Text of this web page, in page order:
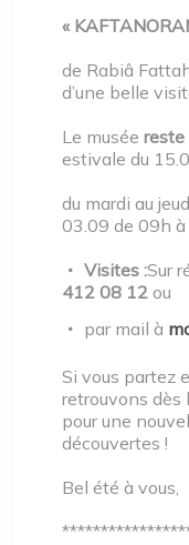
Une nouvelle
notes de musique.
PROJECT
«
de Rabiâ
d’une belle
Le muséereste
estivale du
du mardi au
03.09 de 09h à
Visites :Sur
412 08 12 ou
par mail à
Si vous partez
retrouvons dès
pour une
découvertes !
Bel été à vous,